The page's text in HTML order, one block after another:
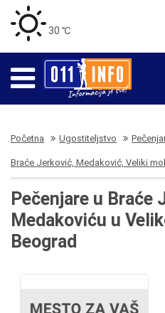
30 ℃
Početna Ugostiteljstvo
Braće Jerković, Medaković, Veliki
Pečenjare u Braće
Medakoviću u
Beograd